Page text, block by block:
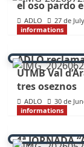
el oso pardo
ADLO 27 de
informations
ADLO
UTMB Val
tres oseznos
ADLO 30 de
informations
1ª JORNADA